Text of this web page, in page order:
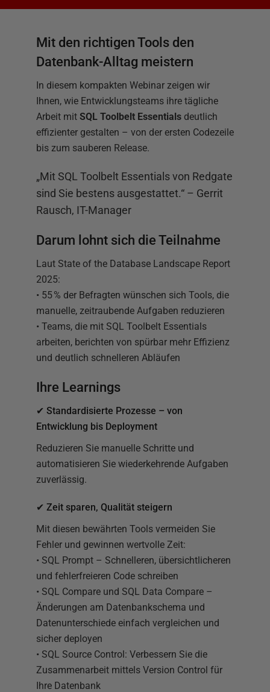
Mit den richtigen Tools den
Datenbank-Alltag meistern
In diesem kompakten Webinar zeigen wir
Ihnen, wie Entwicklungsteams ihre tägliche
Arbeit mit SQL Toolbelt Essentials deutlich
effizienter gestalten – von der ersten Codezeile
bis zum sauberen Release.
„Mit SQL Toolbelt Essentials von Redgate
sind Sie bestens ausgestattet.“ – Gerrit
Rausch, IT-Manager
Darum lohnt sich die Teilnahme
Laut State of the Database Landscape Report
2025:
• 55 % der Befragten wünschen sich Tools, die
manuelle, zeitraubende Aufgaben reduzieren
• Teams, die mit SQL Toolbelt Essentials
arbeiten, berichten von spürbar mehr Effizienz
und deutlich schnelleren Abläufen
Ihre Learnings
✔ Standardisierte Prozesse – von
Entwicklung bis Deployment
Reduzieren Sie manuelle Schritte und
automatisieren Sie wiederkehrende Aufgaben
zuverlässig.
✔ Zeit sparen, Qualität steigern
Mit diesen bewährten Tools vermeiden Sie
Fehler und gewinnen wertvolle Zeit:
• SQL Prompt – Schnelleren, übersichtlicheren
und fehlerfreieren Code schreiben
• SQL Compare und SQL Data Compare –
Änderungen am Datenbankschema und
Datenunterschiede einfach vergleichen und
sicher deployen
• SQL Source Control: Verbessern Sie die
Zusammenarbeit mittels Version Control für
Ihre Datenbank